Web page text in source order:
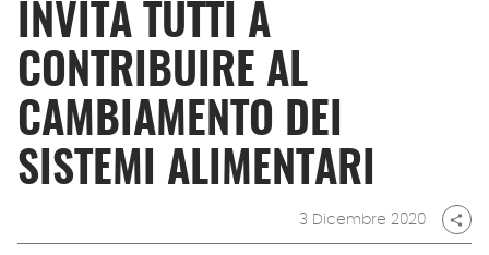
INVITA TUTTI A
CONTRIBUIRE AL
CAMBIAMENTO DEI
SISTEMI ALIMENTARI
3 Dicembre 2020 share